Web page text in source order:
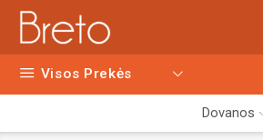
Visos Prekės
Dovanos